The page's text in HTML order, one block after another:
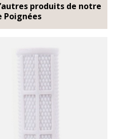
produits de notre
Poignées